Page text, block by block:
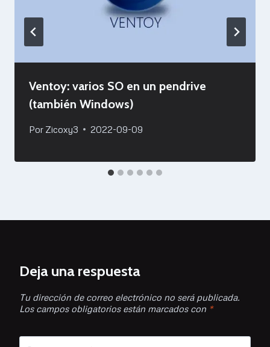
Ventoy: varios SO en un pendrive
(también Windows)
Por Zicoxy3 2022-09-09
Deja una respuesta
Tu dirección de correo electrónico no será publicada.
Los campos obligatorios están marcados con *